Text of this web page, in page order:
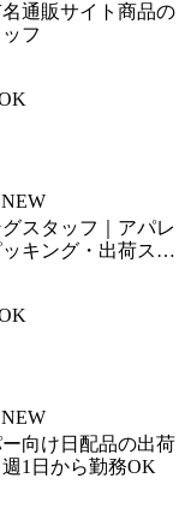
名通販サイト商品の
フ
NEW
スタッフ｜アパレ
キング・出荷スタ
NEW
向け日配品の出荷
1日から勤務OK